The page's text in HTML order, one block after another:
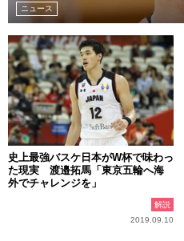
ニュース
史上最強バスケ日本がW杯で味わっ
た現実 渡邉拓馬「東京五輪へ海
外でチャレンジを」
解説
2019.09.10